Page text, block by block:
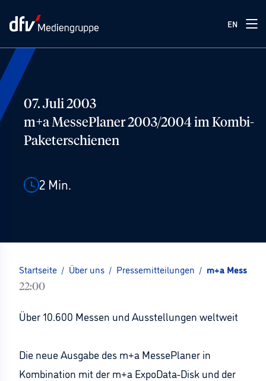
EN
07. Juli 2003
m+a MessePlaner 2003/2004 im Kombi-
Paketerschienen
2 Min.
Startseite / Über uns / Pressemitteilungen / m+a
22:00
Über 10.600 Messen und Ausstellungen weltweit
Die neue Ausgabe des m+a MessePlaner in
Kombination mit der m+a ExpoData-Disk und der